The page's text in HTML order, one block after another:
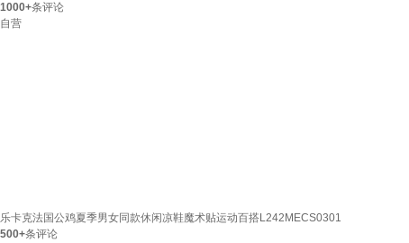
1000+条评论
自营
乐卡克法国公鸡夏季男女同款休闲凉鞋魔术贴运动百搭L242MECS0301
500+条评论